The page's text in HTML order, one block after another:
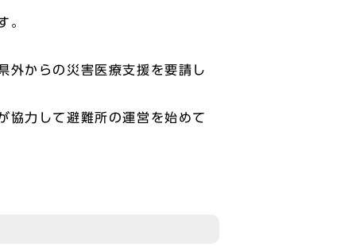
。
外からの災害医療支援を要請し
協力して避難所の運営を始めて